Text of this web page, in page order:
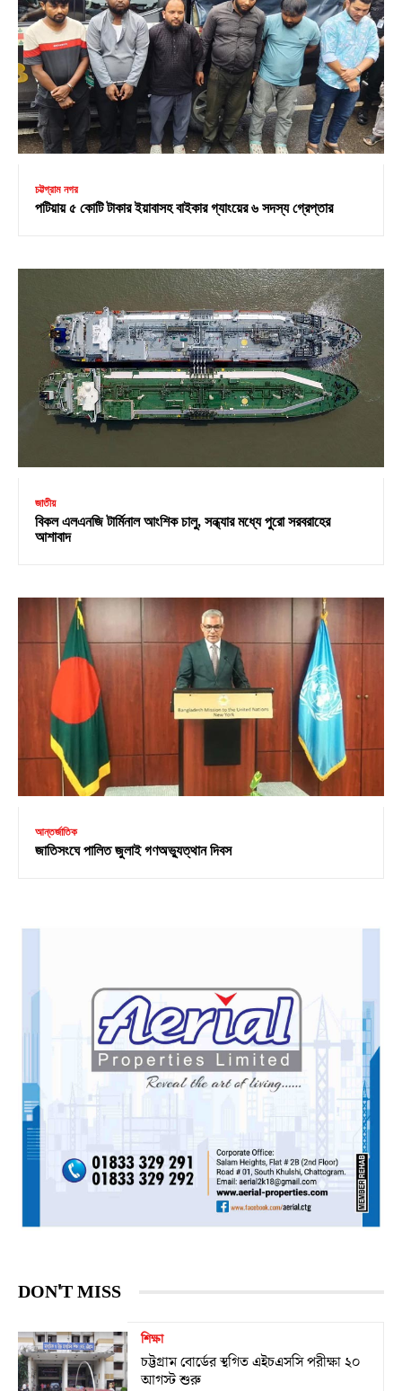
চট্টগ্রাম নগর
পটিয়ায় ৫ কোটি টাকার ইয়াবাসহ বাইকার গ্যাংয়ের ৬ সদস্য গ্রেপ্তার
জাতীয়
বিকল এলএনজি টার্মিনাল আংশিক চালু, সন্ধ্যার মধ্যে পুরো সরবরাহের
আশাবাদ
আন্তর্জাতিক
জাতিসংঘে পালিত জুলাই গণঅভ্যুত্থান দিবস
DON'T MISS
শিক্ষা
চট্টগ্রাম বোর্ডের স্থগিত এইচএসসি পরীক্ষা ২০
আগস্ট শুরু